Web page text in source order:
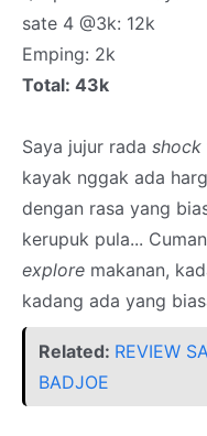
sate 4 @3k: 12k
Emping: 2k
Total: 43k
Saya jujur rada shock
kayak nggak ada
dengan rasa yang
kerupuk pula...
explore makanan,
kadang ada yang
Related: REVIEW
BADJOE